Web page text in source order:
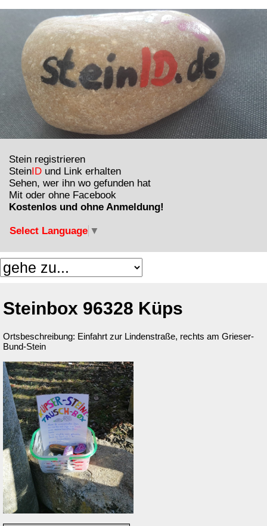
Stein registrieren
Stein ID und Link erhalten
Sehen, wer ihn wo gefunden hat
Mit oder ohne Facebook
Kostenlos und ohne Anmeldung!
Select Language ▼
Steinbox 96328 Küps
Ortsbeschreibung: Einfahrt zur Lindenstraße, rechts am Grieser-
Bund-Stein